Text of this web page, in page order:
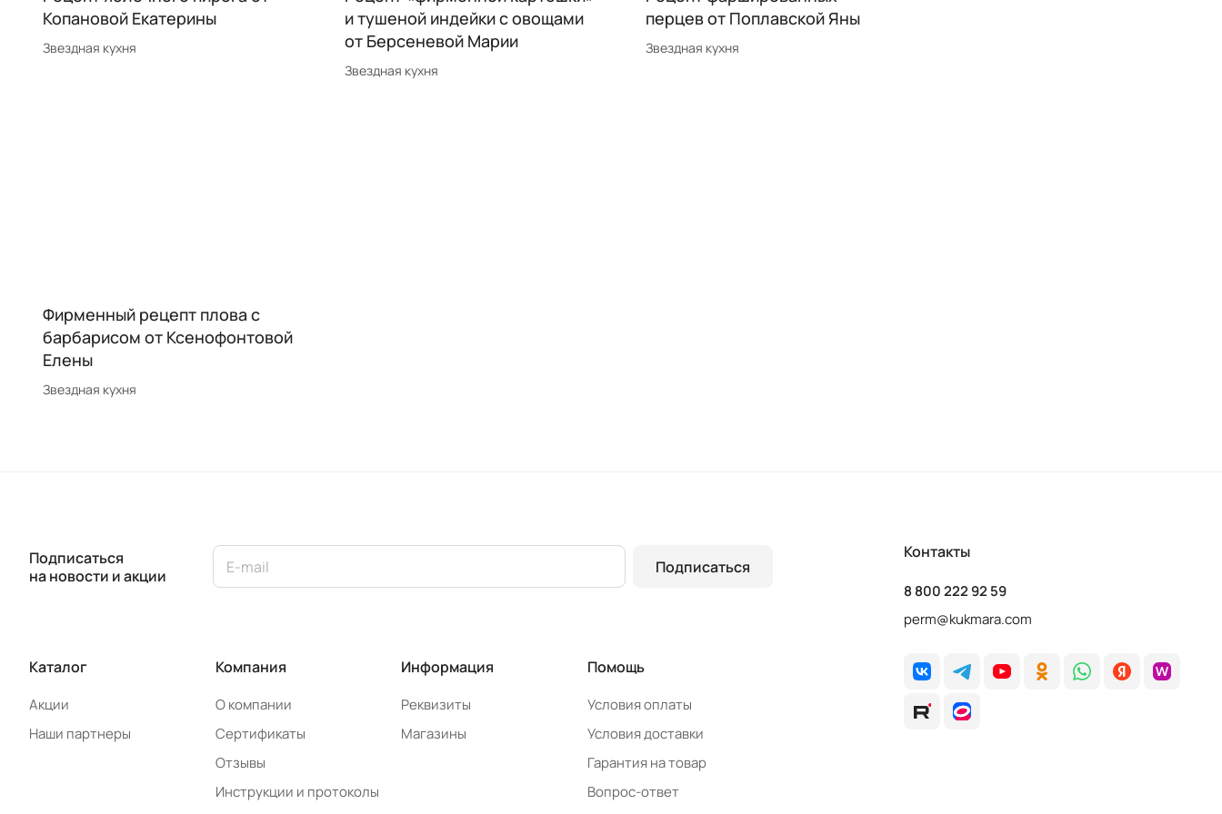
Копановой Екатерины
Звездная кухня
и тушеной индейки с овощами
от Берсеневой Марии
Звездная кухня
перцев от Поплавской Яны
Звездная кухня
Фирменный рецепт плова с
барбарисом от Ксенофонтовой
Елены
Звездная кухня
Подписаться
на новости и акции
Подписаться
Каталог
Акции
Наши партнеры
Компания
О компании
Сертификаты
Отзывы
Инструкции и протоколы
Информация
Реквизиты
Магазины
Помощь
Условия оплаты
Условия доставки
Гарантия на товар
Вопрос-ответ
Контакты
8 800 222 92 59
perm@kukmara.com